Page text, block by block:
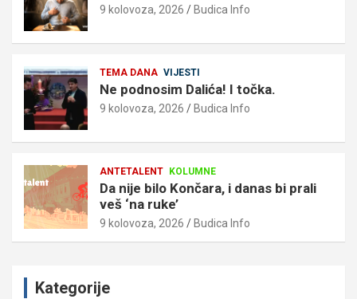
9 kolovoza, 2026 Budica Info
TEMA DANA VIJESTI
Ne podnosim Dalića! I točka.
9 kolovoza, 2026 Budica Info
ANTETALENT KOLUMNE
Da nije bilo Končara, i danas bi prali
veš ‘na ruke’
9 kolovoza, 2026 Budica Info
Kategorije